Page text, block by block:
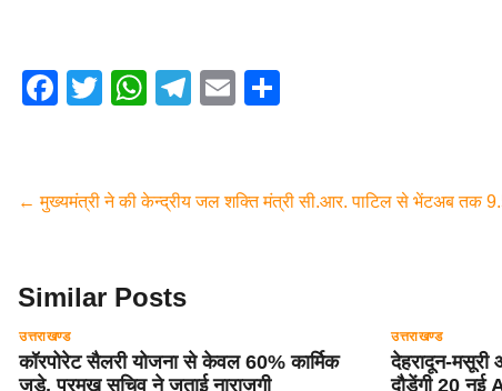
F
e
o
k
T
er
W
s
p
T
gr
E
e
← मुख्यमंत्री ने की केन्द्रीय जल शक्ति मंत्री सी.आर. पाटिल से भेंटअब तक
Similar Posts
उत्तराखण्ड
कॉरपोरेट सैलरी योजना से केवल 60% कार्मिक
जुड़े, प्रमुख सचिव ने जताई नाराज़गी
उत्तराखण्ड
देहरादून-मसूरी
दौड़ेंगी 20 नई